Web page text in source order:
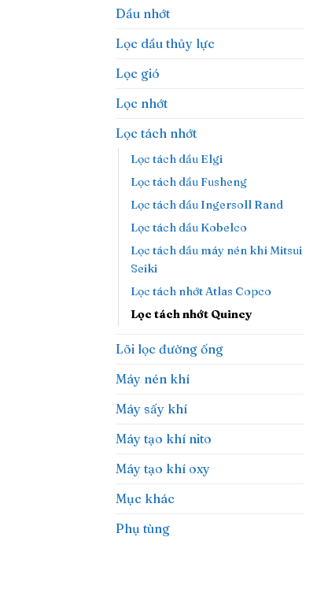
Dầu nhớt
Lọc dầu thủy lực
Lọc gió
Lọc nhớt
Lọc tách nhớt
Lọc tách dầu Elgi
Lọc tách dầu Fusheng
Lọc tách dầu Ingersoll Rand
Lọc tách dầu Kobelco
Lọc tách dầu máy nén khí Mitsui
Seiki
Lọc tách nhớt Atlas Copco
Lọc tách nhớt Quincy
Lõi lọc đường ống
Máy nén khí
Máy sấy khí
Máy tạo khí nito
Máy tạo khí oxy
Mục khác
Phụ tùng